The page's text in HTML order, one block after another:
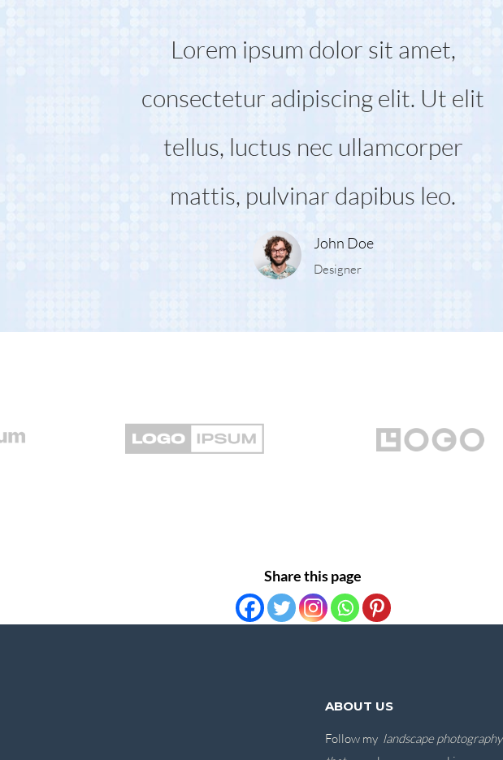
Lorem ipsum dolor sit amet,
consectetur adipiscing elit. Ut elit
tellus, luctus nec ullamcorper
mattis, pulvinar dapibus leo.
John Doe
Designer
Share this page
ABOUT US
Follow my landscape photography